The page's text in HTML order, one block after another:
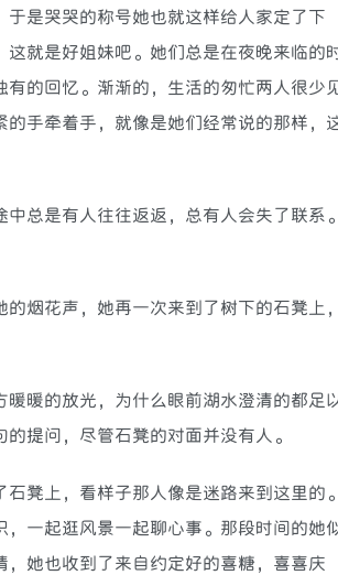
是哭哭的称号她也就这样给人家定了下
就是好姐妹吧。她们总是在夜晚来临的
的回忆。渐渐的，生活的匆忙两人很少
手牵着手，就像是她们经常说的那样，
总是有人往往返返，总有人会失了联系。
花声，她再一次来到了树下的石凳上，
暖的放光，为什么眼前湖水澄清的都足
提问，尽管石凳的对面并没有人。
凳上，看样子那人像是迷路来到这里的。
一起逛风景一起聊心事。那段时间的她
她也收到了来自约定好的喜糖，喜喜庆